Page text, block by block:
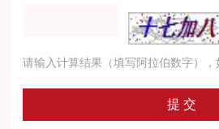
请输入计算结果（填写阿拉伯数字），